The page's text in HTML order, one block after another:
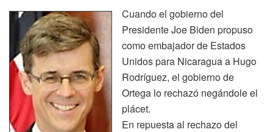
Cuando el gobierno del
Presidente Joe Biden propuso
como embajador de Estados
Unidos para Nicaragua a Hugo
Rodríguez, el gobierno de
Ortega lo rechazó negándole el
plácet.
En repuesta al rechazo del